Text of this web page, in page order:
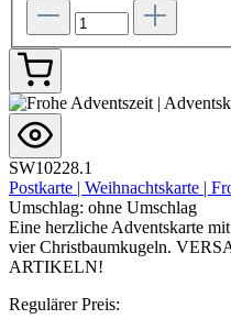
SW10228.1
Postkarte | Weihnachtskarte |
Umschlag: ohne Umschlag
Eine herzliche Adventskarte
vier Christbaumkugeln.
ARTIKELN!
Regulärer Preis: